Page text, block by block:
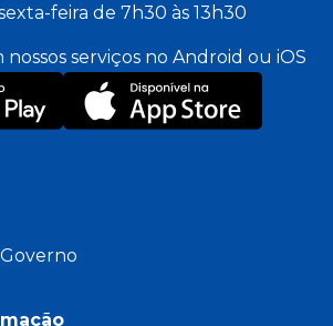
feira de 7h30 às 13h30
nossos serviços no Android ou iOS